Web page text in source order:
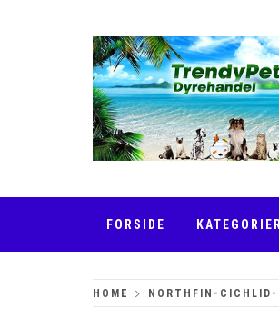
FORSIDE KATEGORIER
HOME NORTHFIN-CICHLID-